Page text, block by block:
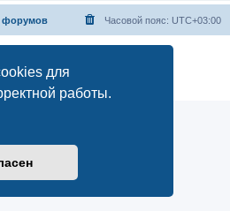
для
работы.
форумов Часовой пояс: UTC+03:00
поддержка phpBB